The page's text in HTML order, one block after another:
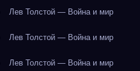
Лев Толстой — Война и мир
Лев Толстой — Война и мир
Лев Толстой — Война и мир